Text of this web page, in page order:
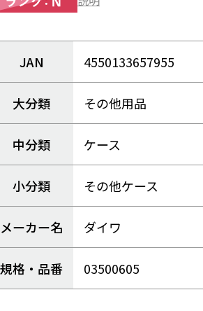
JAN 4550133657955
大分類 その他用品
中分類 ケース
小分類 その他ケース
メーカー名 ダイワ
規格・品番 03500605